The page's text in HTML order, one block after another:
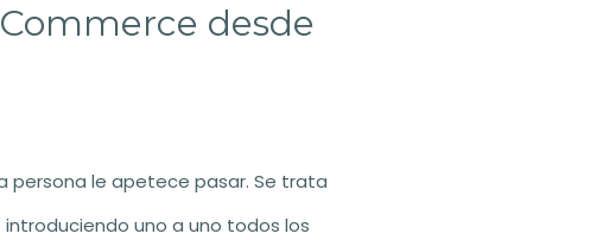
desde
persona le apetece pasar. Se trata
uno a uno todos los